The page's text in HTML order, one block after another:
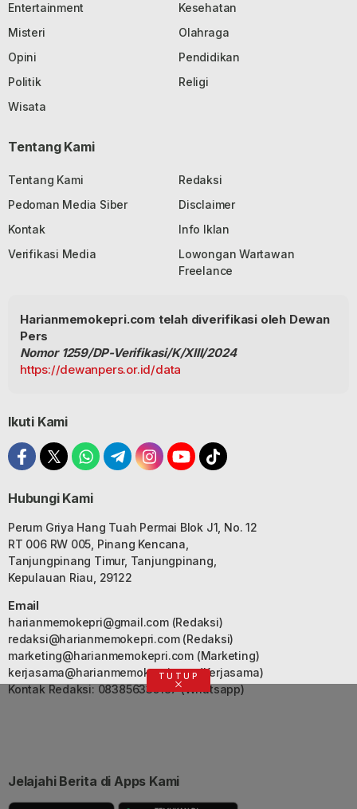
Entertainment
Kesehatan
Misteri
Olahraga
Opini
Pendidikan
Politik
Religi
Wisata
Tentang Kami
Tentang Kami
Redaksi
Pedoman Media Siber
Disclaimer
Kontak
Info Iklan
Verifikasi Media
Lowongan Wartawan
Freelance
Harianmemokepri.com telah diverifikasi oleh Dewan
Pers
Nomor 1259/DP-Verifikasi/K/XIII/2024
https://dewanpers.or.id/data
Ikuti Kami
Hubungi Kami
Perum Griya Hang Tuah Permai Blok J1, No. 12
RT 006 RW 005, Pinang Kencana,
Tanjungpinang Timur, Tanjungpinang,
Kepulauan Riau, 29122
Email
harianmemokepri@gmail.com(Redaksi)
redaksi@harianmemokepri.com(Redaksi)
marketing@harianmemokepri.com(Marketing)
kerjasama@harianmemokepri.com(Kerjasama)
Kontak Redaksi: 083856335187 (Whatsapp)
Jelajahi Berita di Apps Kami
TUTUP